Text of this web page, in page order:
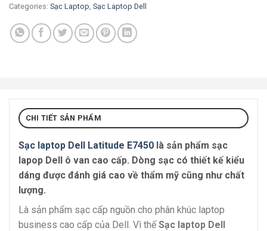
Categories: Sạc Laptop Sạc Laptop Dell
CHI TIẾT SẢN PHẨM
Sạc laptop Dell Latitude E7450 là sản phẩm sạc
lapop Dell ô van cao cấp. Dòng sạc có thiết kế kiểu
dáng được đánh giá cao về thẩm mỹ cũng như chất
lượng.
Là sản phẩm sạc cấp nguồn cho phân khúc laptop
business cao cấp của Dell. Vì thếSạc laptop Dell